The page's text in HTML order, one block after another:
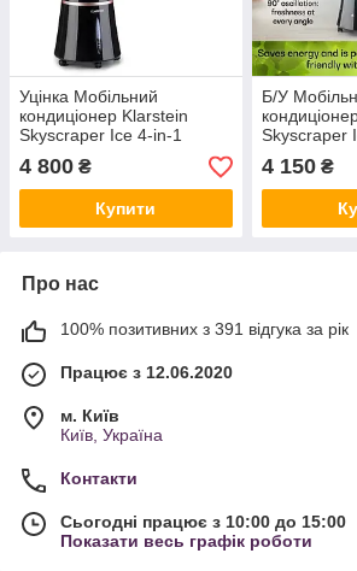
Уцінка Мобільний
кондиціонер Klarstein
Skyscraper Ice 4-in-1
Німеччина
4 800 ₴
Купити
Б/У
Skyscraper
Німеччина
4 150₴
Про нас
100% позитивних з 391 відгука за рік
Працює з 12.06.2020
м. Київ
Київ, Україна
Контакти
Сьогодні працює з 10:00 до 15:00
Показати весь графік роботи